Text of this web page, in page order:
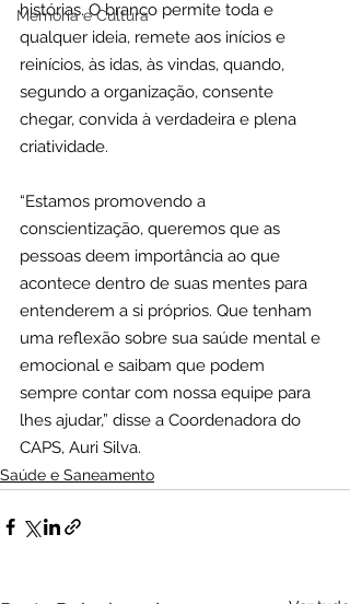
Memória e Cultura
histórias. O branco permite toda e
qualquer ideia, remete aos inícios e
reinícios, às idas, às vindas, quando,
segundo a organização, consente
chegar, convida à verdadeira e plena
criatividade.
“Estamos promovendo a
conscientização, queremos que as
pessoas deem importância ao que
acontece dentro de suas mentes para
entenderem a si próprios. Que tenham
uma reflexão sobre sua saúde mental e
emocional e saibam que podem
sempre contar com nossa equipe para
lhes ajudar,” disse a Coordenadora do
CAPS, Auri Silva.
Saúde e Saneamento